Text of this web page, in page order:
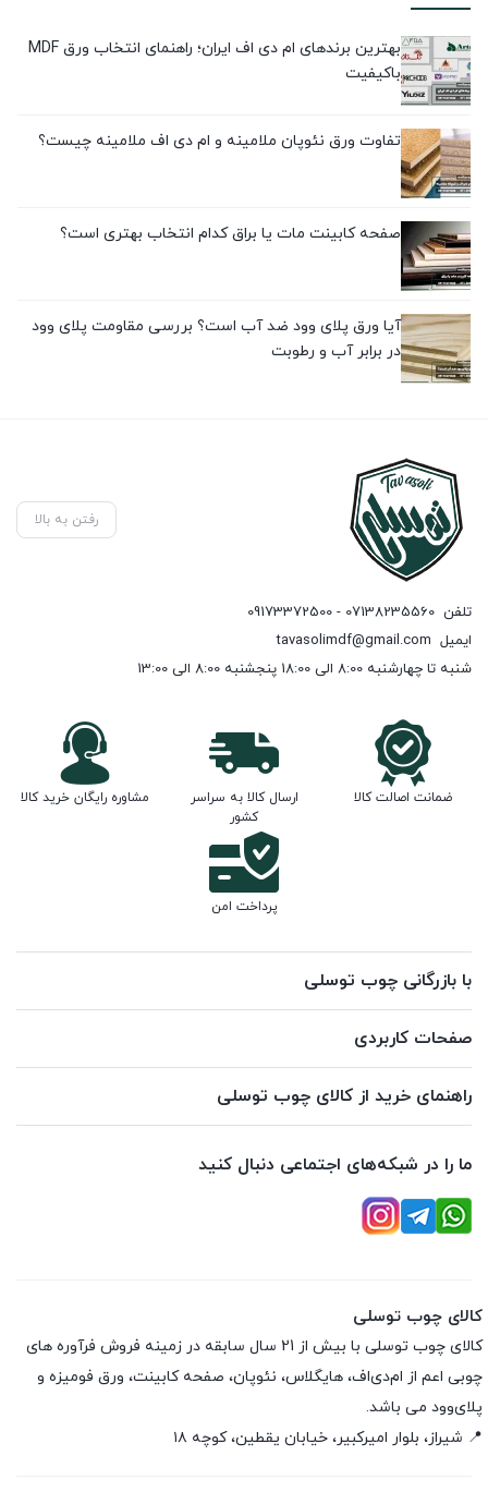
بهترین برندهای ام دی اف ایران؛ راهنمای انتخاب ورق MDF
باکیفیت
تفاوت ورق نئوپان ملامینه و ام دی اف ملامینه چیست؟
صفحه کابینت مات یا براق کدام انتخاب بهتری است؟
آیا ورق پلای وود ضد آب است؟ بررسی مقاومت پلای وود
در برابر آب و رطوبت
رفتن به بالا
تلفن 07138235560 - 09173372500
ایمیل tavasolimdf@gmail.com
شنبه تا چهارشنبه 8:00 الی 18:00 پنجشنبه 8:00 الی 13:00
ضمانت اصالت کالا
ارسال کالا به سراسر
کشور
مشاوره رایگان خرید کالا
پرداخت امن
با بازرگانی چوب توسلی
صفحات کاربردی
راهنمای خرید از کالای چوب توسلی
ما را در شبکه‌های اجتماعی دنبال کنید
کالای چوب توسلی
کالای چوب توسلی با بیش از 21 سال سابقه در زمینه فروش فرآوره های
چوبی اعم از ام‌دی‌اف، هایگلاس، نئوپان، صفحه کابینت، ورق فومیزه و
پلای‌وود می باشد.
📍 شیراز، بلوار امیرکبیر، خیابان یقطین، کوچه ۱۸